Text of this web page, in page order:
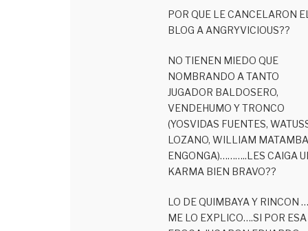
POR QUE LE CANCELARON
BLOG A ANGRYVICIOUS??
NO TIENEN MIEDO QUE
NOMBRANDO A TANTO
JUGADOR BALDOSERO,
VENDEHUMO Y TRONCO
(YOSVIDAS FUENTES,
LOZANO, WILLIAM
ENGONGA)………..LES CAIGA
KARMA BIEN BRAVO??
LO DE QUIMBAYA Y RINCON
ME LO EXPLICO….SI POR ESA